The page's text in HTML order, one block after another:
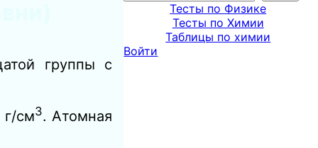
группы с
г/см3. Атомная
Тесты по Физике
Тесты по Химии
Таблицы по химии
Войти